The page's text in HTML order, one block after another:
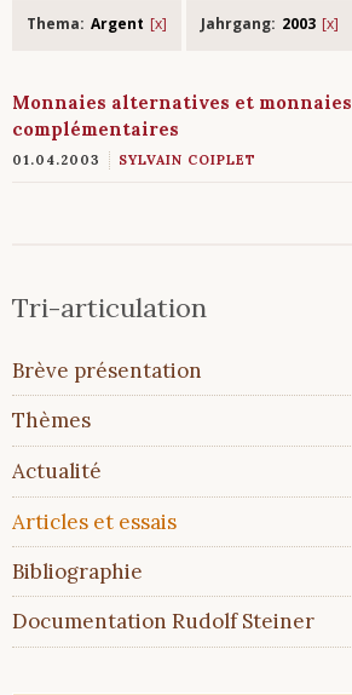
Thema: Argent Jahrgang: 2003
Monnaies alternatives et monnaies
complémentaires
01.04.2003 SYLVAIN COIPLET
Tri-articulation
Aller
au
contenu
Brève présentation
Thèmes
Actualité
Articles et essais
Bibliographie
Documentation Rudolf Steiner